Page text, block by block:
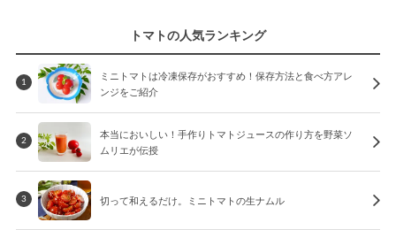
トマトの人気ランキング
1
ミニトマトは冷凍保存がおすすめ！保存方法と食べ方アレ
ンジをご紹介
2
本当においしい！手作りトマトジュースの作り方を野菜ソ
ムリエが伝授
3 切って和えるだけ。ミニトマトの生ナムル